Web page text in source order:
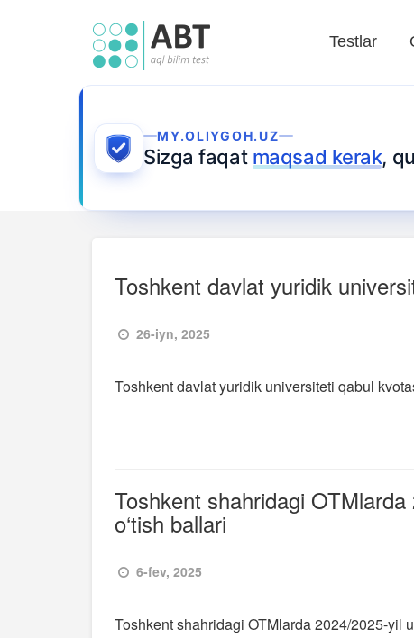
Testlar
MY.OLIYGOH.UZ
Sizga faqat maqsad kerak,
Toshkent davlat yuridik
26-iyn, 2025
Toshkent davlat yuridik universiteti qabul
Toshkent shahridagi
o‘tish ballari
6-fev, 2025
Toshkent shahridagi OTMlarda 2024/2025-yil